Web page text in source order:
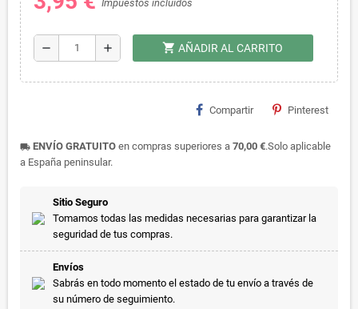
Impuestos incluidos
remove add shopping_cart AÑADIR AL CARRITO
Compartir Pinterest
local_shipping ENVÍO GRATUITO en compras superiores a 70,00 €.Solo aplicable
a España peninsular.
Sitio Seguro
Tomamos todas las medidas necesarias para garantizar la
seguridad de tus compras.
Envíos
Sabrás en todo momento el estado de tu envío a través de
su número de seguimiento.